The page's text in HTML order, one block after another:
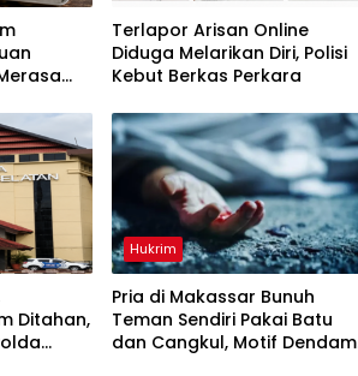
Terlapor Arisan Online
Diduga Melarikan Diri, Polisi
Kebut Berkas Perkara
Ditahan,
Hukrim
Pria di Makassar Bunuh
Teman Sendiri Pakai Batu
dan Cangkul, Motif Dendam